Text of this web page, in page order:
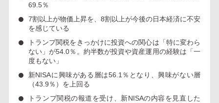
69.5％
7割以上が物価上昇を、 8割以上が今後の日本経済に不安
を感じている
トランプ関税をきっかけに投資への関心は「特に変わら
ない」が54.0％ 。約半数が投資や資産運用の経験は 「一
度もない」
新NISAに興味がある層は56.1％ となり、興味がない層
（43.9％）を上回る
トランプ関税の報道を受け、 新NISAの内容を見直した